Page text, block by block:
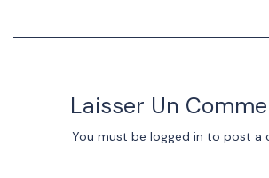
Laisser Un
You must be logged in to post a